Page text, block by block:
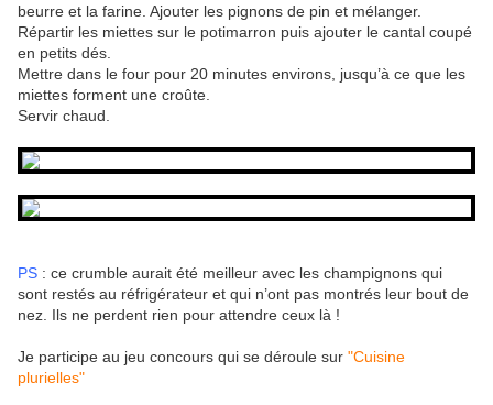
beurre et la farine. Ajouter les pignons de pin et mélanger.
Répartir les miettes sur le potimarron puis ajouter le cantal coupé
en petits dés.
Mettre dans le four pour 20 minutes environs, jusqu’à ce que les
miettes forment une croûte.
Servir chaud.
PS : ce crumble aurait été meilleur avec les champignons qui
sont restés au réfrigérateur et qui n’ont pas montrés leur bout de
nez. Ils ne perdent rien pour attendre ceux là !
Je participe au jeu concours qui se déroule sur "Cuisine
plurielles"